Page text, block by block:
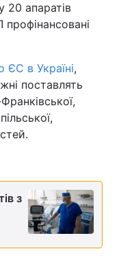
20 апаратів
профінансовані
ЄС в Україні,
поставлять
з